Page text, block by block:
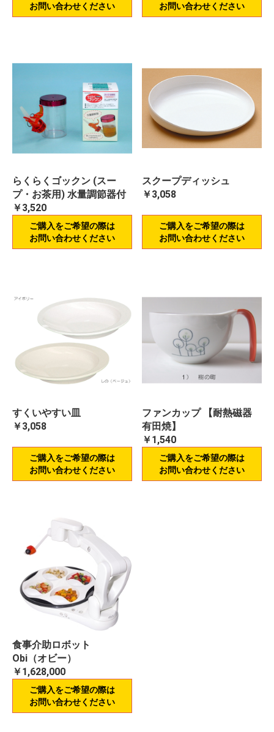
お問い合わせください
お問い合わせください
らくらくゴックン (スー
プ・お茶用) 水量調節器付
￥3,520
ご購入をご希望の際は
お問い合わせください
スクープディッシュ
￥3,058
ご購入をご希望の際は
お問い合わせください
すくいやすい皿
￥3,058
ご購入をご希望の際は
お問い合わせください
ファンカップ 【耐熱磁器
有田焼】
￥1,540
ご購入をご希望の際は
お問い合わせください
食事介助ロボット
Obi（オビー）
￥1,628,000
ご購入をご希望の際は
お問い合わせください